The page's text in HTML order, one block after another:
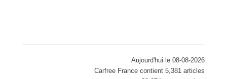
Aujourd'hui le 08-08-2026
Carfree France contient 5,381 articles